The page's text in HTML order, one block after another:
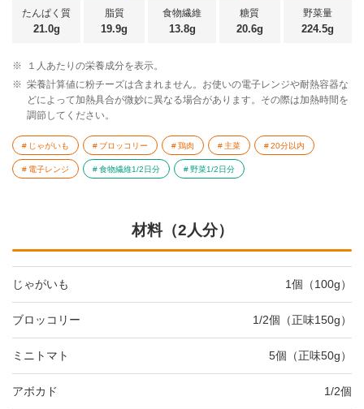
たんぱく質
21.0g
脂質
19.9g
食物繊維
13.8g
糖質
20.6g
野菜量
224.5g
※
１人あたりの栄養成分を表示。
※ 栄養計算値に粉チーズは含まれません。お使いの電子レンジや耐熱容器な
どによって加熱具合が微妙に異なる場合があります。その際は加熱時間を
調節してください。
じゃがいも ブロッコリー 鶏肉 主菜 20分以内
電子レンジ 食物繊維1/2日分 野菜1/2日分
材料（2人分）
じゃがいも 1個（100g）
ブロッコリー 1/2個（正味150g）
ミニトマト 5個（正味50g）
アボカド 1/2個